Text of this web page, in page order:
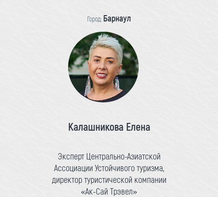
Город: Барнаул
Калашникова Елена
Эксперт Центрально-Азиатской
Ассоциации Устойчивого туризма,
директор туристической компании
«Ак-Сай Трэвел»